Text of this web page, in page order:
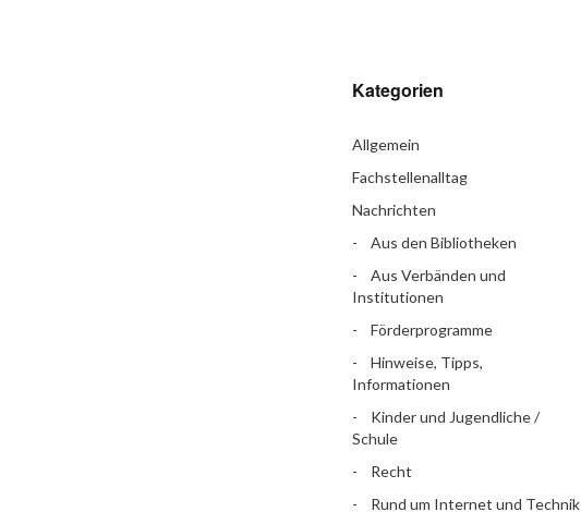
Kategorien
Allgemein
Fachstellenalltag
Nachrichten
Aus den Bibliotheken
Aus Verbänden und
Institutionen
Förderprogramme
Hinweise, Tipps,
Informationen
Kinder und Jugendliche /
Schule
Recht
Rund um Internet und Technik